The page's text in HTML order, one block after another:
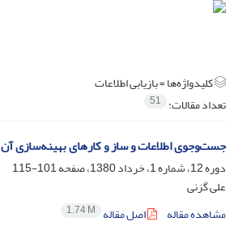
کلیدواژه‌ها =بازیابی اطلاعات
تعداد مقالات: 51
جست‌وجوی اطلاعات و ساز و کارهای بهینه‌سازی آن
دوره 12، شماره 1، خرداد 1380، صفحه
101-115
علی گزنی
مشاهده مقاله
اصل مقاله 1.74 M